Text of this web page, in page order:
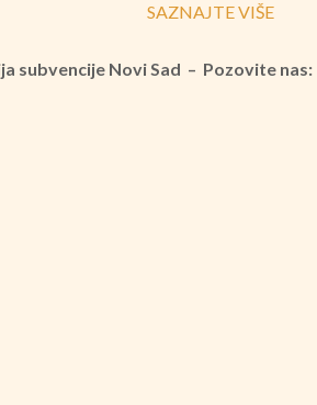
SAZNAJTE VIŠE
subvencije Novi Sad – Pozovite nas: